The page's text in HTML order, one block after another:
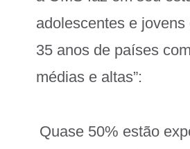
adolescentes e jovens
35 anos de países
médias e altas”:
Quase 50% estão